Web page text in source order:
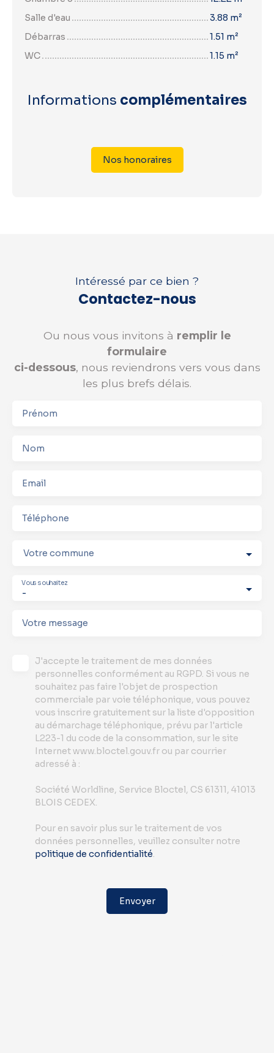
Salle d'eau
3.88 m²
Débarras
1.51 m²
WC
1.15 m²
Informations complémentaires
Nos honoraires
Intéressé par ce bien ?
Contactez-nous
Ou nous vous invitons à remplir le
formulaire
ci-dessous, nous reviendrons vers vous dans
les plus brefs délais.
Prénom
Nom
Email
Téléphone
Votre commune
-
Vous souhaitez
Votre message
J'accepte le traitement de mes données
personnelles conformément au RGPD. Si vous ne
souhaitez pas faire l'objet de prospection
commerciale par voie téléphonique, vous pouvez
vous inscrire gratuitement sur la liste d'opposition
au démarchage téléphonique, prévu par l'article
L223-1 du code de la consommation, sur le site
Internet www.bloctel.gouv.fr ou par courrier
adressé à :
Société Worldline, Service Bloctel, CS 61311, 41013
BLOIS CEDEX.
Pour en savoir plus sur le traitement de vos
données personnelles, veuillez consulter notre
politique de confidentialité.
Envoyer